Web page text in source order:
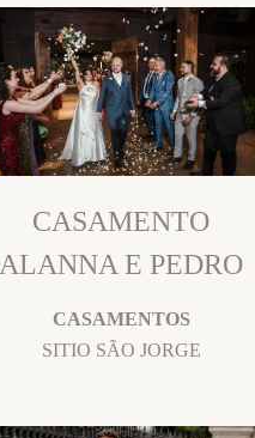
CASAMENTO
ALANNA E PEDRO
CASAMENTOS
SITIO SÃO JORGE